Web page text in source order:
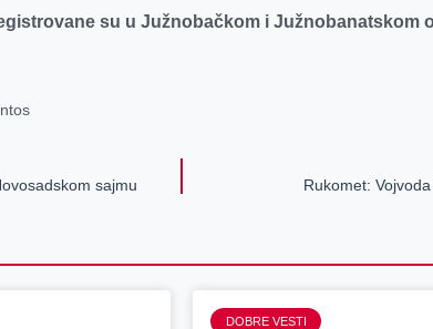
su u Južnobačkom i Južnobanatskom
sajmu
Rukomet:
DOBRE VESTI